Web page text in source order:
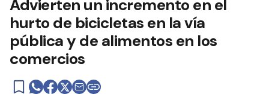
Advierten un incremento en el
hurto de bicicletas en la vía
pública y de alimentos en los
comercios